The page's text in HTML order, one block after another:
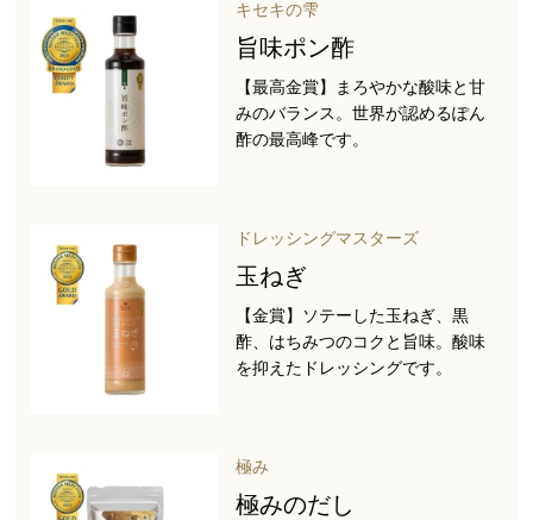
キセキの雫
旨味ポン酢
【最高金賞】まろやかな酸味と甘
みのバランス。世界が認めるぽん
酢の最高峰です。
ドレッシングマスターズ
玉ねぎ
【金賞】ソテーした玉ねぎ、黒
酢、はちみつのコクと旨味。酸味
を抑えたドレッシングです。
極み
極みのだし